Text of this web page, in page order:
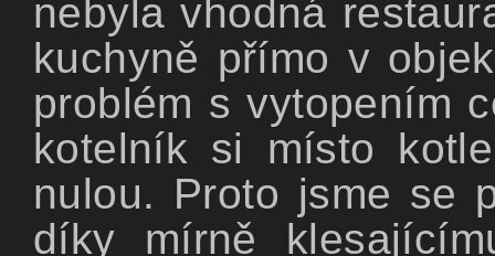
nebyla vhodná
kuchyně přímo v
problém s vytopením
kotelník si místo
nulou. Proto jsme se
díky mírně